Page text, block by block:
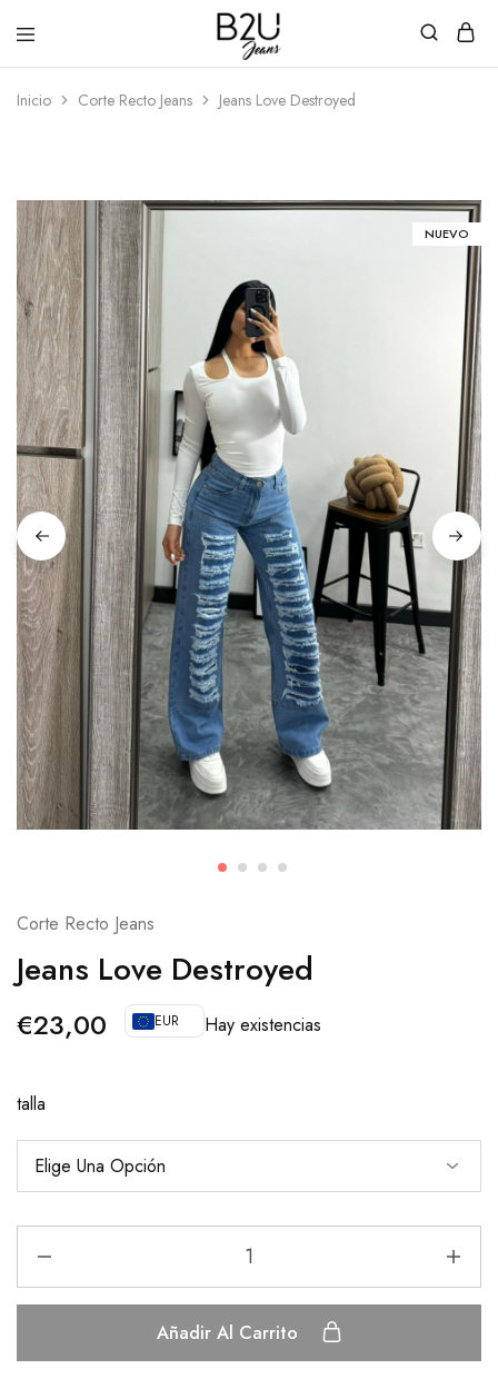
Jeans
en
Inicio Corte Recto Jeans Jeans Love Destroyed
NUEVO
Corte Recto Jeans
Jeans Love Destroyed
€23,00 EUR Hay existencias
talla
Añadir Al Carrito